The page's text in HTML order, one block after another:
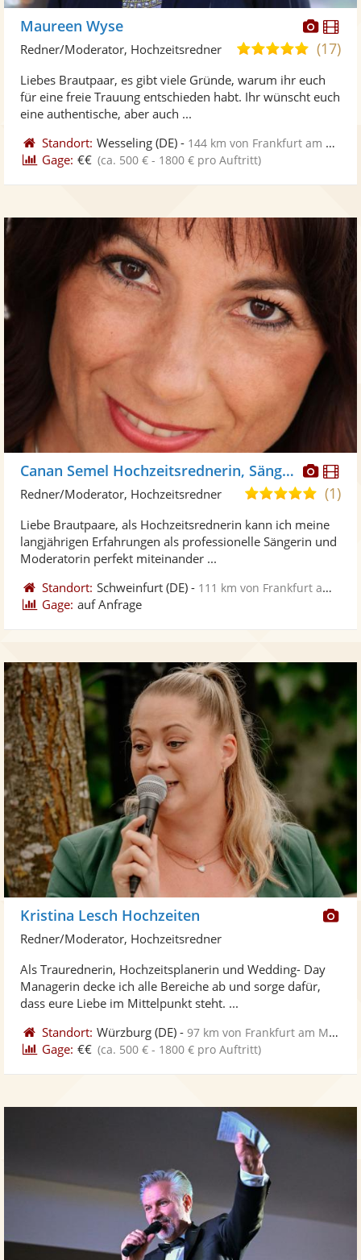
Fotos
Maureen Wyse
5,0
5
(17)
Redner/Moderator, Hochzeitsredner
Liebes Brautpaar, es gibt viele Gründe, warum ihr euch
für eine freie Trauung entschieden habt. Ihr wünscht euch
eine authentische, aber auch ...
Standort: Wesseling (DE) - 144 km von Frankfurt am Main
Gage: €€ (ca. 500 € - 1800 € pro Auftritt)
Fotos
Canan Semel Hochzeitsrednerin, Sängerin
5,0
5
(1)
Redner/Moderator, Hochzeitsredner
Liebe Brautpaare, als Hochzeitsrednerin kann ich meine
langjährigen Erfahrungen als professionelle Sängerin und
Moderatorin perfekt miteinander ...
Standort: Schweinfurt (DE) - 111 km von Frankfurt am Main
Gage: auf Anfrage
Kristina Lesch Hochzeiten
Redner/Moderator, Hochzeitsredner
Als Traurednerin, Hochzeitsplanerin und Wedding- Day
Managerin decke ich alle Bereiche ab und sorge dafür,
dass eure Liebe im Mittelpunkt steht. ...
Standort: Würzburg (DE) -97 km von Frankfurt am Main
Gage: €€ (ca. 500 € - 1800 € pro Auftritt)